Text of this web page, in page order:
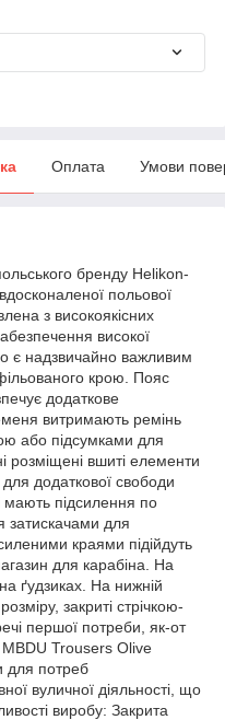
Оплата Умови
бренду Helikon-
польової
​​з високоякісних
високої
є надзвичайно важливим
крою. Пояс
додаткове
витримають ремінь
або підсумками для
розміщені вшиті елементи
додаткової свободи
мають підсилення по
затискачами для
краями підійдуть
для карабіна. На
на ґудзиках. На нижній
закриті стрічкою-
першої потреби, як-от
Trousers Olive
для потреб
вуличної діяльності, що
виробу: Закрита